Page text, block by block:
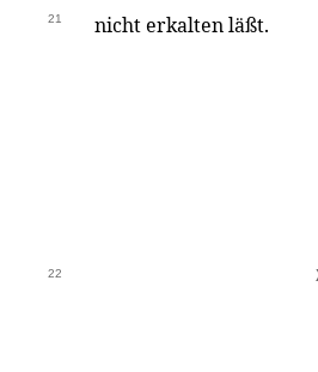
21 nicht erkalten läßt.
22